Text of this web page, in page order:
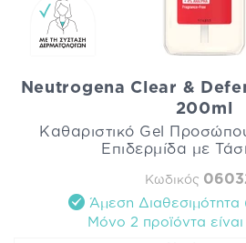
Neutrogena Clear &
200ml
Καθαριστικό Gel
Επιδερμίδα με
Κωδικός
Άμεση
Mόνο 2 προϊόντα